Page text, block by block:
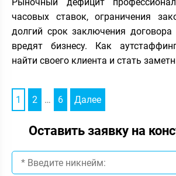
часовых ставок, ограничения
долгий срок заключения
вредят бизнесу. Как
найти своего клиента и стать
1 2 … 6 Далее
Оставить заявку на